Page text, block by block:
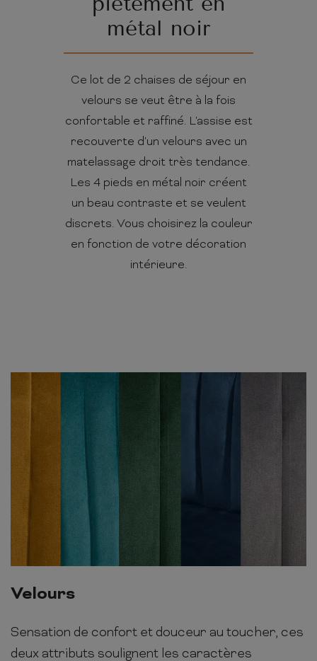
métal noir
Ce lot de 2 chaises de séjour en
velours se veut être à la fois
confortable et raffiné. L'assise est
recouverte d'un velours avec un
matelassage droit très tendance.
Les 4 pieds en métal noir créent
un beau contraste et se veulent
discrets. Vous choisirez la couleur
en fonction de votre décoration
intérieure.
Velours
Sensation de confort et douceur au toucher, ces
deux attributs soulignent les caractères